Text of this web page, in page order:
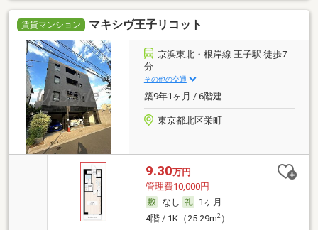
賃貸マンション マキシヴ王子リコット
京浜東北・根岸線 王子駅 徒歩7
分
その他の交通
築9年1ヶ月 / 6階建
東京都北区栄町
9.30万円
管理費10,000円
なし
1ヶ月
4階 / 1K（25.29m2）